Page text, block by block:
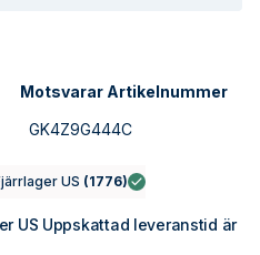
Motsvarar Artikelnummer
GK4Z9G444C
US (1776)
US Uppskattad leveranstid är